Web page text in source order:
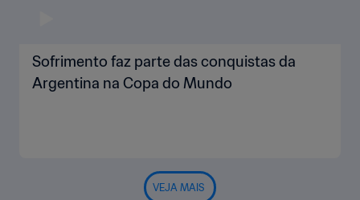
Sofrimento faz parte das conquistas da
Argentina na Copa do Mundo
VEJA MAIS